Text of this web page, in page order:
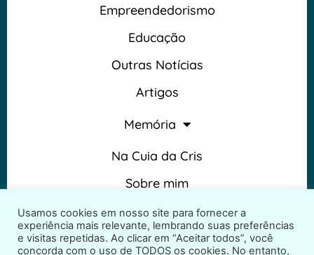
Empreendedorismo
Educação
Outras Notícias
Artigos
Memória
Na Cuia da Cris
Sobre mim
Termos e Condições
Usamos cookies em nosso site para fornecer a
experiência mais relevante, lembrando suas preferências
e visitas repetidas. Ao clicar em “Aceitar todos”, você
concorda com o uso de TODOS os cookies. No entanto,